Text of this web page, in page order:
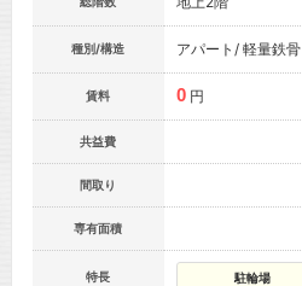
種別/構造 アパート/ 軽量鉄骨
賃料 0 円
共益費
間取り
専有面積
特長 駐輪場